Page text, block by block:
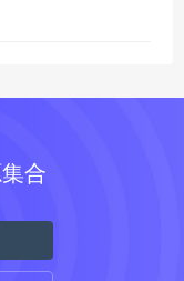
合